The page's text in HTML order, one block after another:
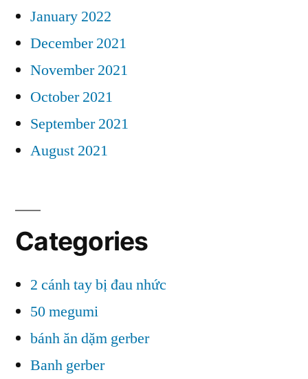
January 2022
December 2021
November 2021
October 2021
September 2021
August 2021
Categories
2 cánh tay bị đau nhức
50 megumi
bánh ăn dặm gerber
Banh gerber